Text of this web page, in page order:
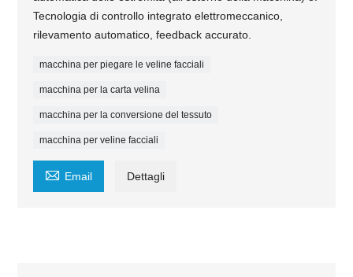
Tecnologia di controllo integrato elettromeccanico,
rilevamento automatico, feedback accurato.
macchina per piegare le veline facciali
macchina per la carta velina
macchina per la conversione del tessuto
macchina per veline facciali
 Email Dettagli